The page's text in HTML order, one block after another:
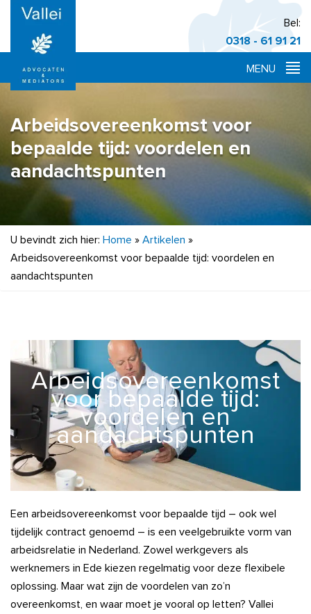
Bel:
0318 - 61 91 21
Arbeidsovereenkomst voor
bepaalde tijd: voordelen en
aandachtspunten
U bevindt zich hier: Home » Artikelen »
Arbeidsovereenkomst voor bepaalde tijd: voordelen en
aandachtspunten
Arbeidsovereenkomst
voor bepaalde tijd:
voordelen en
aandachtspunten
Een arbeidsovereenkomst voor bepaalde tijd – ook wel
tijdelijk contract genoemd – is een veelgebruikte vorm van
arbeidsrelatie in Nederland. Zowel werkgevers als
werknemers in Ede kiezen regelmatig voor deze flexibele
oplossing. Maar wat zijn de voordelen van zo’n
overeenkomst, en waar moet je vooral op letten? Vallei